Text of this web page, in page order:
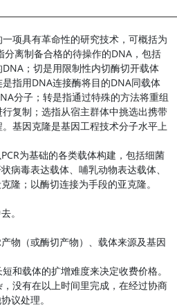
项具有革命性的研究技术，可概括为
分离制备合格的待操作的DNA，包括
；切是用限制性内切酶切开载体
指用DNA连接酶将目的DNA同载体
分子；转是指通过特殊的方法将重组
复制；选指从宿主群体中挑选出携带
基因克隆是基因工程技术分子水平上
为基础的各类载体构建，包括细菌
病毒表达载体、哺乳动物表达载体、
隆；以酶切连接为手段的亚克隆。
。
物（或酶切产物）、载体来源及基因
和载体的扩增难度来决定收费价格。
没有在以上时间里完成，在经过协商
议处理。